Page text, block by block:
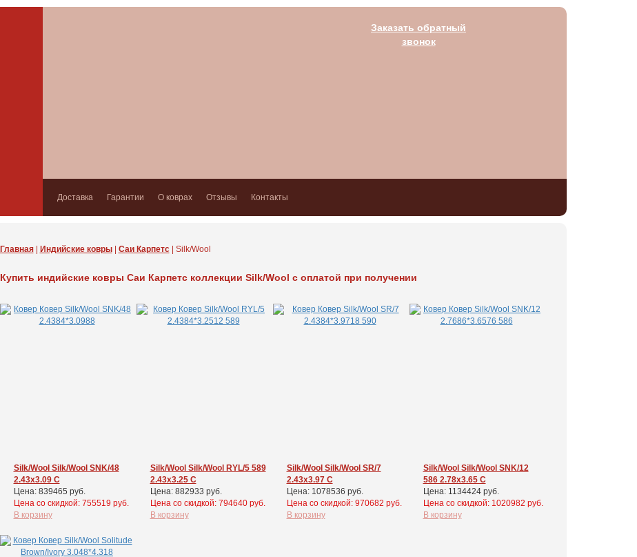
Заказать обратный
звонок
Доставка Гарантии О коврах Отзывы Контакты
Главная| Индийские ковры| Саи Карпетс| Silk/Wool
Купить индийские ковры Саи Карпетс коллекции Silk/Wool с оплатой при получении
Silk/Wool Silk/Wool SNK/48
2.43x3.09 С
Цена: 839465 руб.
Цена cо скидкой: 755519 руб.
В корзину
Silk/Wool Silk/Wool RYL/5 589
2.43x3.25 С
Цена: 882933 руб.
Цена cо скидкой: 794640 руб.
В корзину
Silk/Wool Silk/Wool SR/7
2.43x3.97 С
Цена: 1078536 руб.
Цена cо скидкой: 970682 руб.
В корзину
Silk/Wool Silk/Wool SNK/12
586 2.78x3.65 С
Цена: 1134424 руб.
Цена cо скидкой: 1020982 руб.
В корзину